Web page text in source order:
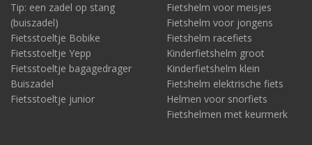
Tip: een zadel op stang
(buiszadel)
Fietsstoeltje Bobike
Fietsstoeltje Yepp
Fietsstoeltje bagagedrager
Buiszadel
Fietsstoeltje junior
Fietshelm voor meisjes
Fietshelm voor jongens
Fietshelm racefiets
Kinderfietshelm groot
Kinderfietshelm klein
Fietshelm elektrische fiets
Helmen voor snorfiets
Fietshelmen met keurmerk